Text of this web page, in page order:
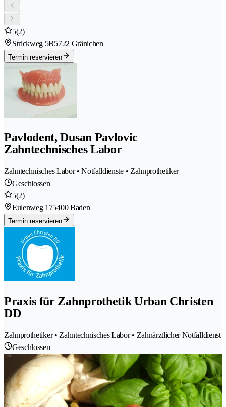
5(2)
Strickweg 5B5722 Gränichen
Termin reservieren
Pavlodent, Dusan Pavlovic
Zahntechnisches Labor
Zahntechnisches Labor • Notfalldienste • Zahnprothetiker
Geschlossen
5(2)
Eulenweg 175400 Baden
Termin reservieren
Praxis für Zahnprothetik Urban Christen
DD
Zahnprothetiker • Zahntechnisches Labor • Zahnärztlicher Notfalldienst
Geschlossen